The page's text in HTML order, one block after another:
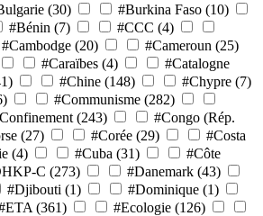
(30) #Burkina Faso (10)
#Bénin (7) #CCC (4)
#Cambodge (20) #Cameroun (25)
#Caraïbes (4)
#Catalogne
#Chine (148) #Chypre (7)
#Communisme (282)
(243)
#Congo (Rép.
(27) #Corée (29)
#Costa
(4) #Cuba (31)
#Côte
C (273) #Danemark (43)
#Djibouti (1) #Dominique (1)
(361) #Ecologie (126)